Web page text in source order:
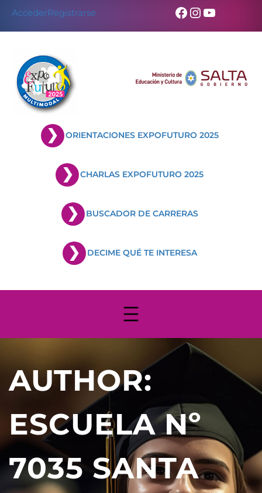
content
AccederRegistrarse Facebook
Instagram
YouTube
ORIENTACIONES EXPOFUTURO 2025
CHARLAS EXPOFUTURO 2025
BUSCADOR DE CARRERAS
DECIME QUÉ TE INTERESA
AUTHOR:
ESCUELA Nº
7035 SANTA